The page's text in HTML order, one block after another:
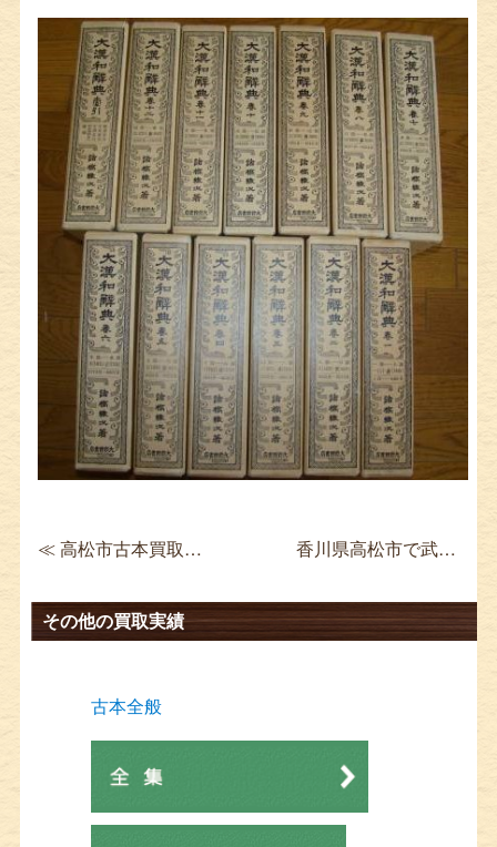
≪ 高松市古本買取 アラビアンナイト 東洋文庫 全19巻揃 香川県高松市で武道本を買取 秘伝 続・秘伝 極真空手 ≫
その他の買取実績
古本全般